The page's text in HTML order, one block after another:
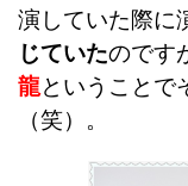
演していた際に
じていたのです
龍ということで
（笑）。